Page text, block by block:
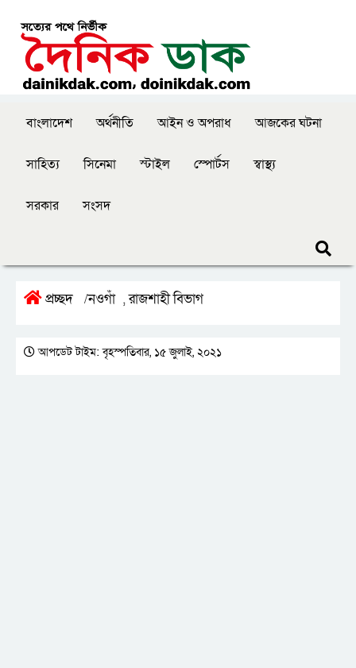
বাংলাদেশ অর্থনীতি আইন ও অপরাধ আজকের ঘটনা
সাহিত্য সিনেমা স্টাইল স্পোর্টস স্বাস্থ্য
সরকার সংসদ
প্রচ্ছদ /নওগাঁ ,রাজশাহী বিভাগ
আপডেট টাইম: বৃহস্পতিবার, ১৫ জুলাই, ২০২১